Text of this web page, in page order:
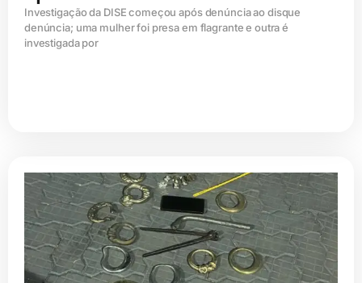
Investigação da DISE começou após denúncia ao disque
denúncia; uma mulher foi presa em flagrante e outra é
investigada por